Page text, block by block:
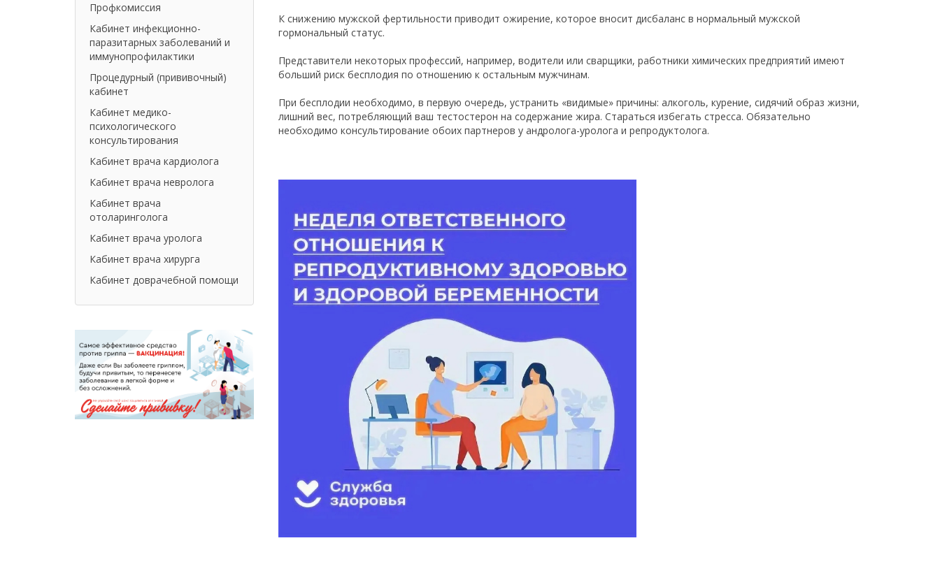
К снижению мужской фертильности приводит ожирение, которое вносит дисбаланс в нормальный мужской
гормональный статус.
Представители некоторых профессий, например, водители или сварщики, работники химических предприятий имеют
больший риск бесплодия по отношению к остальным мужчинам.
При бесплодии необходимо, в первую очередь, устранить «видимые» причины: алкоголь, курение, сидячий образ жизни,
лишний вес, потребляющий ваш тестостерон на содержание жира. Стараться избегать стресса. Обязательно
необходимо консультирование обоих партнеров у андролога-уролога и репродуктолога.
Профкомиссия
Кабинет инфекционно-
паразитарных заболеваний и
иммунопрофилактики
Процедурный (прививочный)
кабинет
Кабинет медико-
психологического
консультирования
Кабинет врача кардиолога
Кабинет врача невролога
Кабинет врача
отоларинголога
Кабинет врача уролога
Кабинет врача хирурга
Кабинет доврачебной помощи